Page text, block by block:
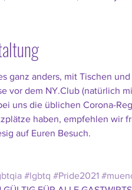
ganz anders, mit Tischen
vor dem NY.Club (natürlich
uns die üblichen Corona-
haben, empfehlen wir
auf Euren Besuch.
#lgbtq #Pride2021